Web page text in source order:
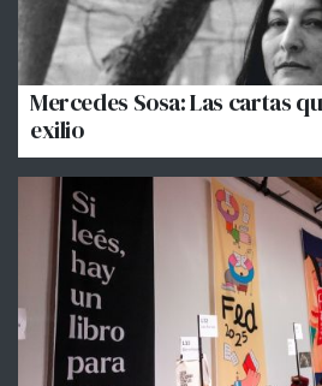
Mercedes Sosa: Las cartas
exilio